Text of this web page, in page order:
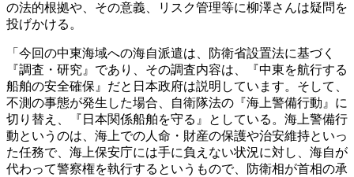
の法的根拠や、その意義、リスク管理等に柳澤さんは疑問を
投げかける。
「今回の中東海域への海自派遣は、防衛省設置法に基づく
『調査・研究』であり、その調査内容は、『中東を航行する
船舶の安全確保』だと日本政府は説明しています。そして、
不測の事態が発生した場合、自衛隊法の『海上警備行動』に
切り替え、『日本関係船舶を守る』としている。海上警備行
動というのは、海上での人命・財産の保護や治安維持といっ
た任務で、海上保安庁には手に負えない状況に対し、海自が
代わって警察権を執行するというもので、防衛相が首相の承